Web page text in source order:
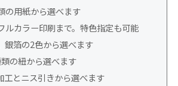
の用紙から選べます
ルカラー印刷まで。特色指定も可能
銀箔の2色から選べます
の紐から選べます
工とニス引きから選べます